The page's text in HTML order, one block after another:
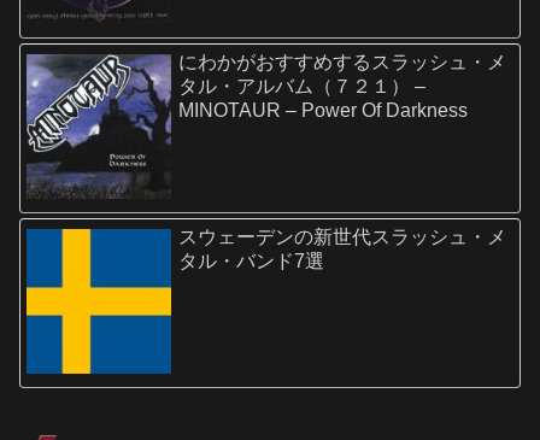
にわかがおすすめするスラッシュ・メ
タル・アルバム（７２１） –
MINOTAUR – Power Of Darkness
スウェーデンの新世代スラッシュ・メ
タル・バンド7選